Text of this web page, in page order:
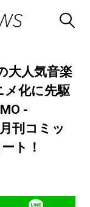
大人気音楽
メ化に先駆
-
刊コミッ
ト！